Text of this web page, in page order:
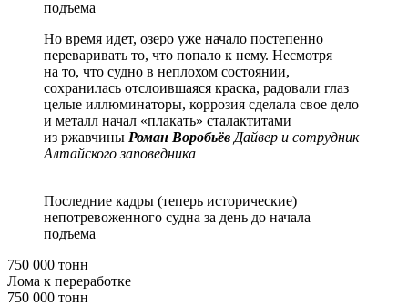
подъема
Но время идет, озеро уже начало постепенно
переваривать то, что попало к нему. Несмотря
на то, что судно в неплохом состоянии,
сохранилась отслоившаяся краска, радовали глаз
целые иллюминаторы, коррозия сделала свое дело
и металл начал «плакать» сталактитами
из ржавчины Роман Воробьёв Дайвер и сотрудник
Алтайского заповедника
Последние кадры (теперь исторические)
непотревоженного судна за день до начала
подъема
750 000 тонн
Лома к переработке
750 000 тонн